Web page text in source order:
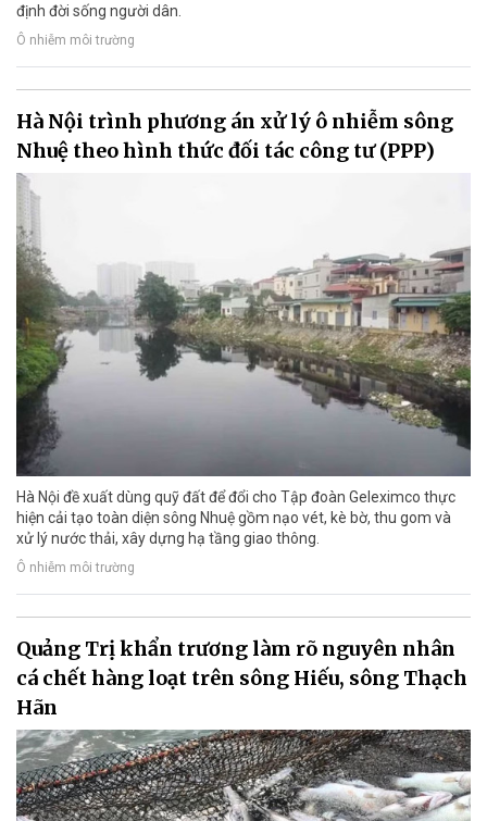
định đời sống người dân.
Ô nhiễm môi trường
Hà Nội trình phương án xử lý ô nhiễm sông
Nhuệ theo hình thức đối tác công tư (PPP)
Hà Nội đề xuất dùng quỹ đất để đổi cho Tập đoàn Geleximco thực
hiện cải tạo toàn diện sông Nhuệ gồm nạo vét, kè bờ, thu gom và
xử lý nước thải, xây dựng hạ tầng giao thông.
Ô nhiễm môi trường
Quảng Trị khẩn trương làm rõ nguyên nhân
cá chết hàng loạt trên sông Hiếu, sông Thạch
Hãn